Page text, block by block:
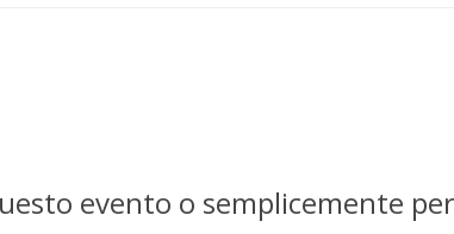
evento o semplicemente